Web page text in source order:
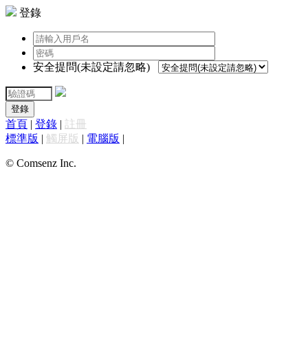
登錄
安全提問(未設定請忽略)
登錄
首頁 | 登錄 | 註冊
標準版 | 觸屏版 | 電腦版 |
© Comsenz Inc.